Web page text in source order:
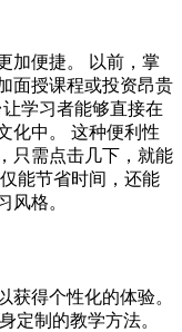
加便捷。 以前，掌
面授课程或投资昂贵
学习者能够直接在
化中。 这种便利性
只需点击几下，就能
能节省时间，还能
风格。
获得个性化的体验。
定制的教学方法。